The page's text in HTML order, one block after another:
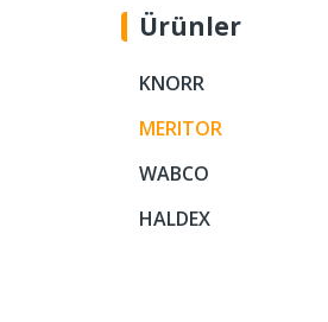
Ürünler
KNORR
MERITOR
WABCO
HALDEX